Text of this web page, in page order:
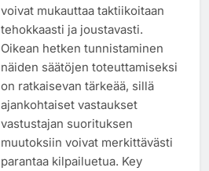
voivat mukauttaa taktiikoitaan
tehokkaasti ja joustavasti.
Oikean hetken tunnistaminen
näiden säätöjen toteuttamiseksi
on ratkaisevan tärkeää, sillä
ajankohtaiset vastaukset
vastustajan suorituksen
muutoksiin voivat merkittävästi
parantaa kilpailuetua. Key